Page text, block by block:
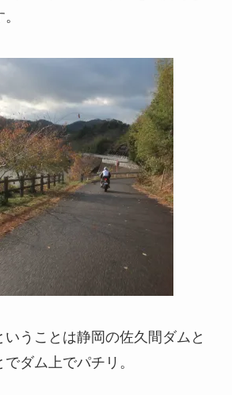
いうことは静岡の佐久間ダムと
ダム上でパチリ。